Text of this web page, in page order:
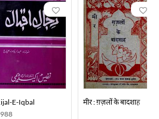
E-Iqbal
मीर : ग़ज़लों के बादशाह